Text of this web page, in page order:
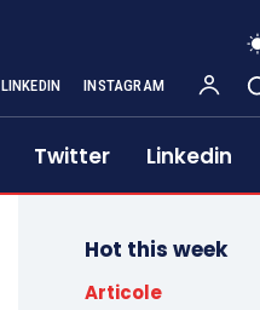
LINKEDIN INSTAGRAM
Twitter Linkedin
Hot this week
Articole